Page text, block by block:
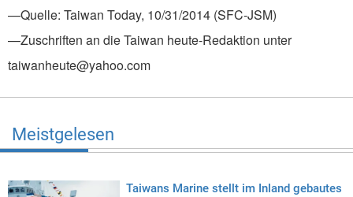
—Quelle: Taiwan Today, 10/31/2014 (SFC-JSM)
—Zuschriften an die Taiwan heute-Redaktion unter
taiwanheute@yahoo.com
Meistgelesen
Taiwans Marine stellt im Inland gebautes